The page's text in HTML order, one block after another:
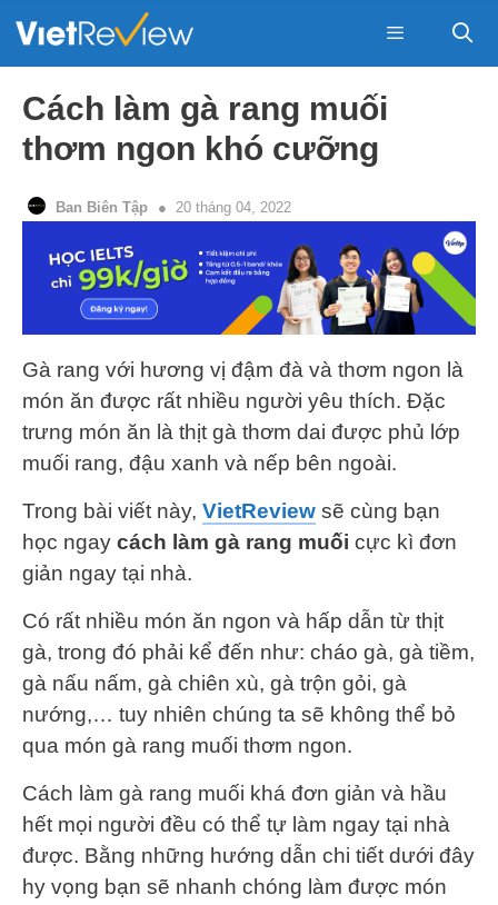
Menu
Cách làm gà rang muối
thơm ngon khó cưỡng
Ban Biên Tập 20 tháng 04, 2022
Gà rang với hương vị đậm đà và thơm ngon là
món ăn được rất nhiều người yêu thích. Đặc
trưng món ăn là thịt gà thơm dai được phủ lớp
muối rang, đậu xanh và nếp bên ngoài.
Trong bài viết này, VietReview sẽ cùng bạn
học ngay cách làm gà rang muối cực kì đơn
giản ngay tại nhà.
Có rất nhiều món ăn ngon và hấp dẫn từ thịt
gà, trong đó phải kể đến như: cháo gà, gà tiềm,
gà nấu nấm, gà chiên xù, gà trộn gỏi, gà
nướng,… tuy nhiên chúng ta sẽ không thể bỏ
qua món gà rang muối thơm ngon.
Cách làm gà rang muối khá đơn giản và hầu
hết mọi người đều có thể tự làm ngay tại nhà
được. Bằng những hướng dẫn chi tiết dưới đây
hy vọng bạn sẽ nhanh chóng làm được món